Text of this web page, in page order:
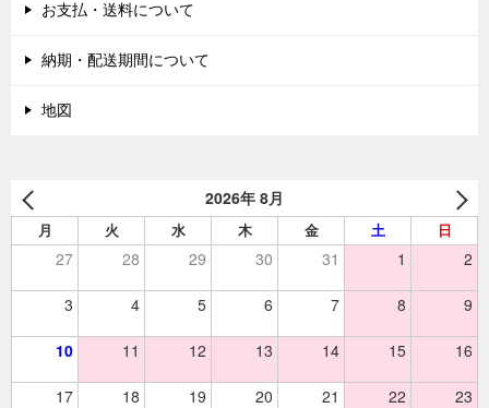
お支払・送料について
納期・配送期間について
地図
2026年 8月
月 火 水 木 金 土 日
27 28 29 30 31 1 2
3 4 5 6 7 8 9
10 11 12 13 14 15 16
17 18 19 20 21 22 23